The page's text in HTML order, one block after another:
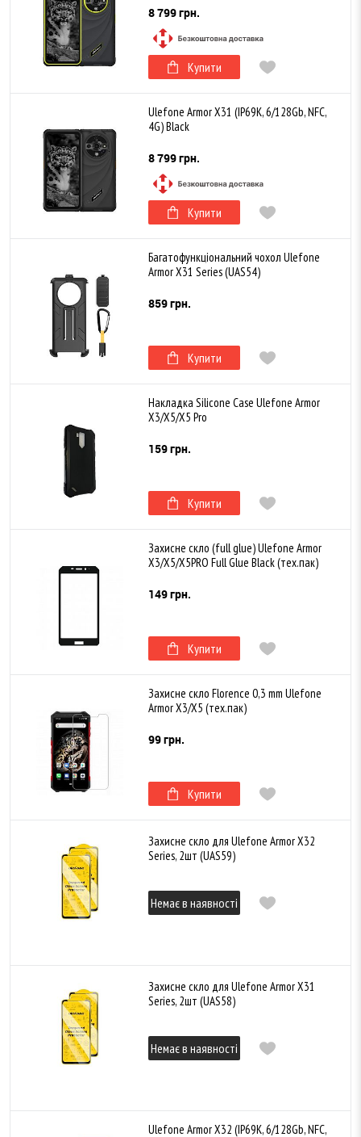
8 799 грн.
Купити
Ulefone Armor X31 (IP69K, 6/128Gb, NFC,
4G) Black
8 799 грн.
Купити
Багатофункціональний чохол Ulefone
Armor X31 Series (UAS54)
859 грн.
Купити
Накладка Silicone Case Ulefone Armor
X3/X5/X5 Pro
159 грн.
Купити
Захисне скло (full glue) Ulefone Armor
X3/X5/X5PRO Full Glue Black (тех.пак)
149 грн.
Купити
Захисне скло Florence 0,3 mm Ulefone
Armor X3/X5 (тех.пак)
99 грн.
Купити
Захисне скло для Ulefone Armor X32
Series, 2шт (UAS59)
Немає в наявності
Захисне скло для Ulefone Armor X31
Series, 2шт (UAS58)
Немає в наявності
Ulefone Armor X32 (IP69K, 6/128Gb, NFC,